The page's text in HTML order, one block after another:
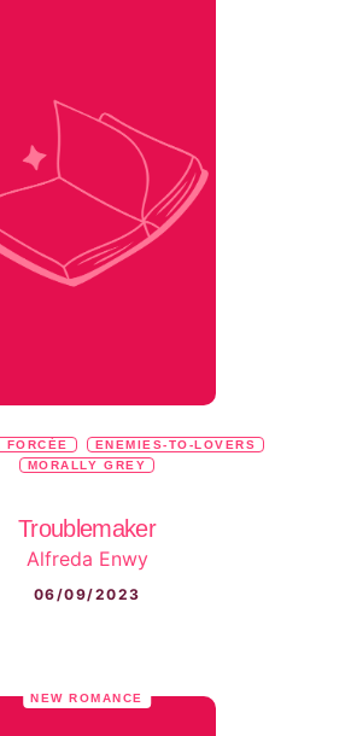
FORCÉE
ENEMIES-TO-LOVERS
MORALLY GREY
Troublemaker
Alfreda Enwy
06/09/2023
NEW ROMANCE